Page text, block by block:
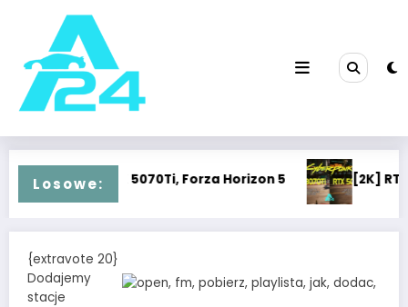
Losowe:
vs RTX 5070Ti, Forza Horizon 5 [2K] RTX
{extravote 20}
Dodajemy
stacje